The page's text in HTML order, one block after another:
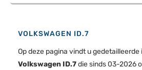
VOLKSWAGEN ID.7
Op deze pagina vindt u
Volkswagen ID.7die sinds 03-2026